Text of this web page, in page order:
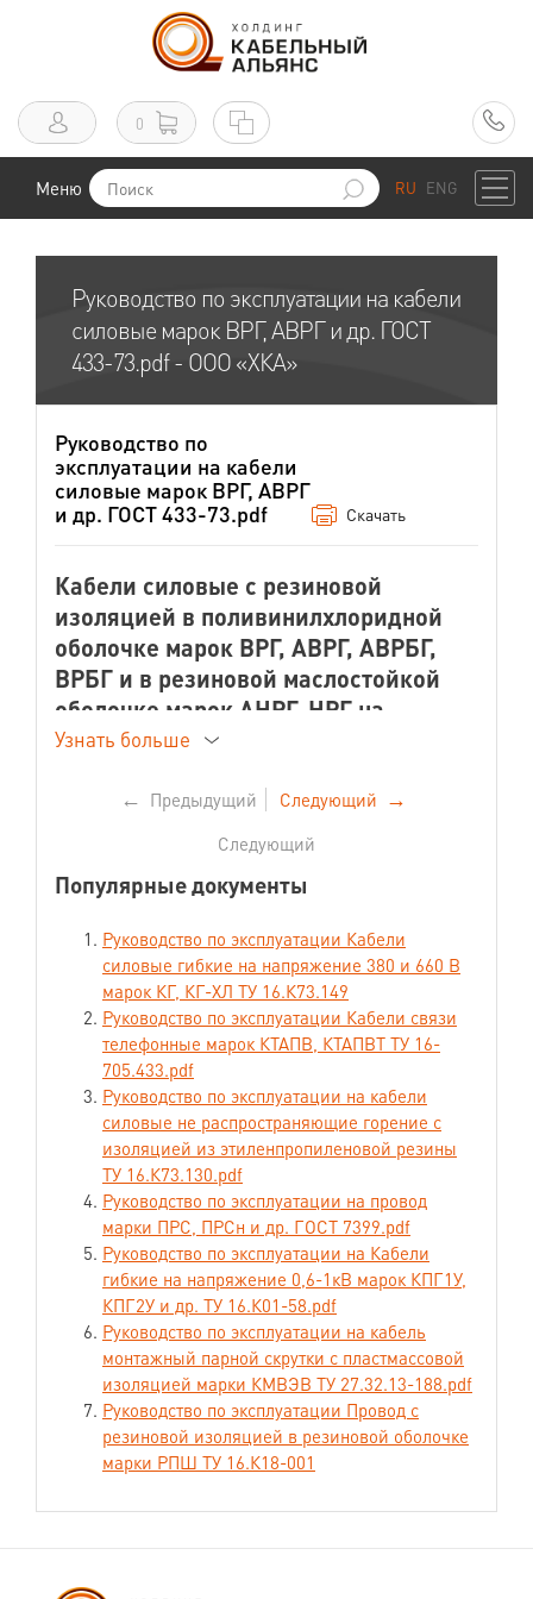
0
Меню RU ENG
Руководство по эксплуатации на кабели
силовые марок ВРГ, АВРГ и др. ГОСТ
433-73.pdf - ООО «ХКА»
Руководство по
эксплуатации на кабели
силовые марок ВРГ, АВРГ
и др. ГОСТ 433-73.pdf
Скачать
Кабели силовые с резиновой
изоляцией в поливинилхлоридной
оболочке марок ВРГ, АВРГ, АВРБГ,
ВРБГ и в резиновой маслостойкой
оболочке марок АНРГ, НРГ на
напряжение 660 В
резиновой изоляцией. Технические
Класс пожарной опасности по ГОСТ 31565-
О1.8.2.5.4
Назначение
Кабели предназначены для
неподвижной прокладки в
электрических сетях напряжением
660 В переменного тока частотой 50
Гц или 1000 В постоянного тока.
Кабели предназначены для
прокладки внутри помещений, в
каналах, туннелях, в условиях
отсутствия механических
воздействий на кабели, если кабели
не подвергаются значительным
растягивающим условиям.
Номинальное сечение основных
жил кабелей, мм2:
1,0;.1,5; 2,5; 4; 6; 10; 16; 25; 35; 50;
70; 95; 120; 150; 185, 240, 300, 400.
Число токопроводящих жил:
Узнать больше
← Предыдущий Следующий →
Следующий
Популярные документы
Руководство по эксплуатации Кабели
силовые гибкие на напряжение 380 и 660 В
марок КГ, КГ-ХЛ ТУ 16.К73.149
Руководство по эксплуатации Кабели связи
телефонные марок КТАПВ, КТАПВТ ТУ 16-
705.433.pdf
Руководство по эксплуатации на кабели
силовые не распространяющие горение с
изоляцией из этиленпропиленовой резины
ТУ 16.К73.130.pdf
Руководство по эксплуатации на провод
марки ПРС, ПРСн и др. ГОСТ 7399.pdf
Руководство по эксплуатации на Кабели
гибкие на напряжение 0,6-1кВ марок КПГ1У,
КПГ2У и др. ТУ 16.К01-58.pdf
Руководство по эксплуатации на кабель
монтажный парной скрутки с пластмассовой
изоляцией марки КМВЭВ ТУ 27.32.13-188.pdf
Руководство по эксплуатации Провод с
резиновой изоляцией в резиновой оболочке
марки РПШ ТУ 16.К18-001